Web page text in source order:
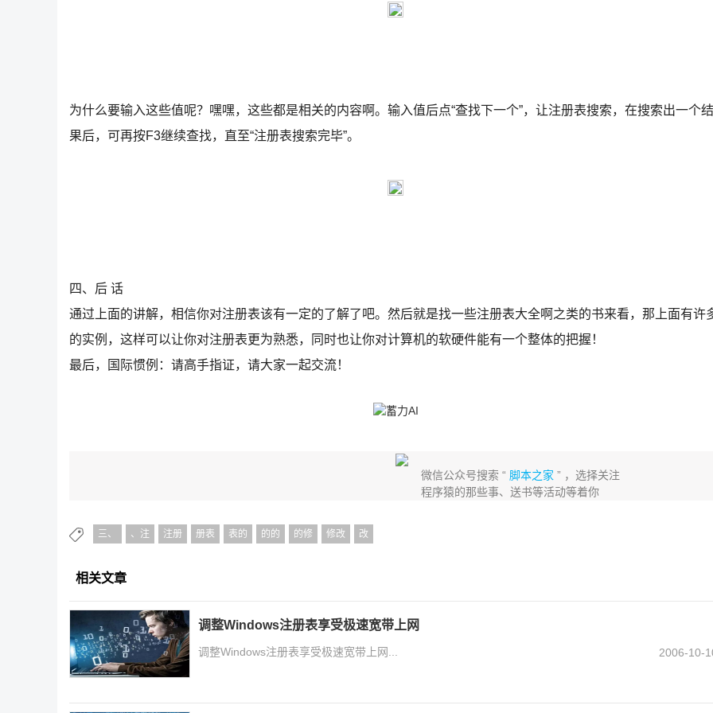
为什么要输入这些值呢？嘿嘿，这些都是相关的内容啊。输入值后点“查找下一个”，让注册表搜索，在搜索出一个结
果后，可再按F3继续查找，直至“注册表搜索完毕”。
四、后 话
通过上面的讲解，相信你对注册表该有一定的了解了吧。然后就是找一些注册表大全啊之类的书来看，那上面有许
的实例，这样可以让你对注册表更为熟悉，同时也让你对计算机的软硬件能有一个整体的把握！
最后，国际惯例：请高手指证，请大家一起交流！
微信公众号搜索 “ 脚本之家 ” ，选择关注
程序猿的那些事、送书等活动等着你
三、 、注 注册 册表 表的 的的 的修 修改 改
相关文章
调整Windows注册表享受极速宽带上网
调整Windows注册表享受极速宽带上网... 2006-10-